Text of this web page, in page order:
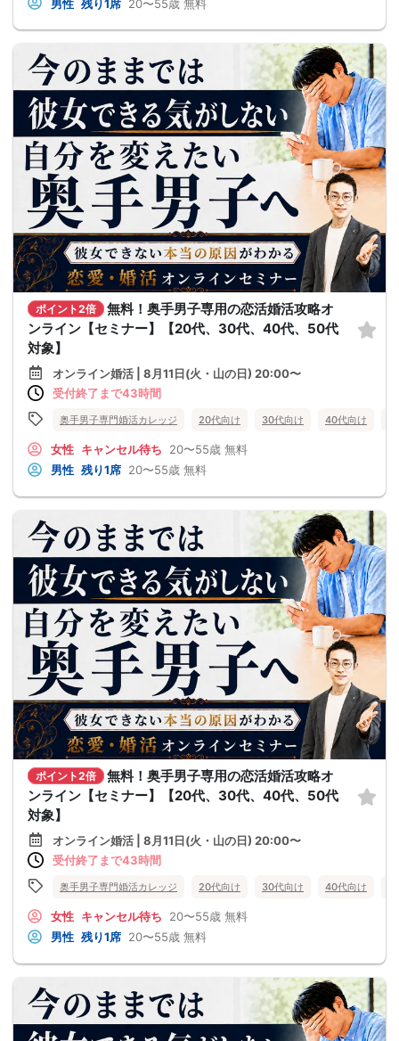
男性 残り1席 20〜55歳 無料
ポイント2倍
無料！奥手男子専用の恋活婚活攻略オ
ンライン【セミナー】【20代、30代、40代、50代
対象】
オンライン婚活 | 8月11日(火・山の日) 20:00〜
受付終了まで43時間
奥手男子専門婚活カレッジ 20代向け 30代向け 40代向け
女性 キャンセル待ち 20〜55歳 無料
男性 残り1席 20〜55歳 無料
ポイント2倍
無料！奥手男子専用の恋活婚活攻略オ
ンライン【セミナー】【20代、30代、40代、50代
対象】
オンライン婚活 | 8月11日(火・山の日) 20:00〜
受付終了まで43時間
奥手男子専門婚活カレッジ 20代向け 30代向け 40代向け
女性 キャンセル待ち 20〜55歳 無料
男性 残り1席 20〜55歳 無料